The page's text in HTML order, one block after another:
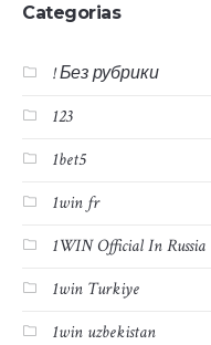
Categorias
! Без рубрики
123
1bet5
1win fr
1WIN Official In Russia
1win Turkiye
1win uzbekistan